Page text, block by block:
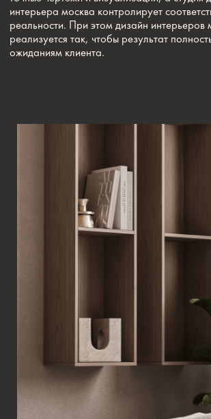
В проектах формата дизайн интерьера в москве, через
Кроме того, дизайн интерьера в москве от студии позволяет
москва помогает избежать лишних расходов. В итоге дизайн
интерьеров москва становится не просто красивым, а
функциональным и продуманным пространством.
В результате дизайн интерьера в москве, работа через
студия дизайна интерьера москва и реализация дизайн
интерьеров москва в профессиональном формате дают
возможность получить качественный, продуманный и
долговечный интерьер даже для самых сложных проектов.
ПОЧЕМУ СТУДИЯ
ВЫГОДНЕЕ
САМОСТОЯТЕЛЬНОГО
ПОДХОДА